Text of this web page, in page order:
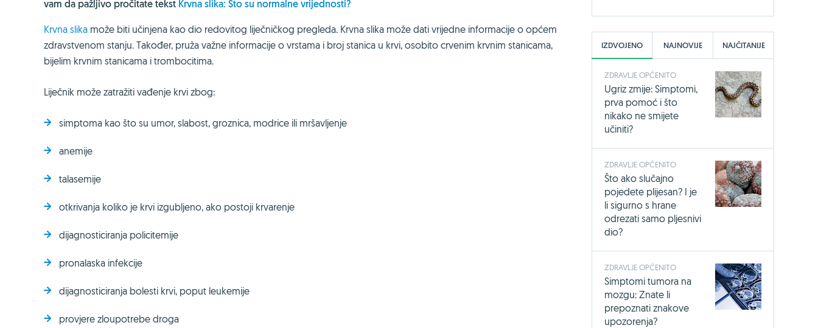
vam da pažljivo pročitate tekst Krvna slika: Što su normalne vrijednosti?
Krvna slika može biti učinjena kao dio redovitog liječničkog pregleda. Krvna slika može dati vrijedne informacije o općem
zdravstvenom stanju. Također, pruža važne informacije o vrstama i broj stanica u krvi, osobito crvenim krvnim stanicama,
bijelim krvnim stanicama i trombocitima.
Liječnik može zatražiti vađenje krvi zbog:
simptoma kao što su umor, slabost, groznica, modrice ili mršavljenje
anemije
talasemije
otkrivanja koliko je krvi izgubljeno, ako postoji krvarenje
dijagnosticiranja policitemije
pronalaska infekcije
dijagnosticiranja bolesti krvi, poput leukemije
provjere zloupotrebe droga
IZDVOJENO NAJNOVIJE NAJČITANIJE
ZDRAVLJE OPĆENITO
Ugriz zmije: Simptomi,
prva pomoć i što
nikako ne smijete
učiniti?
ZDRAVLJE OPĆENITO
Što ako slučajno
pojedete plijesan? I je
li sigurno s hrane
odrezati samo pljesnivi
dio?
ZDRAVLJE OPĆENITO
Simptomi tumora na
mozgu: Znate li
prepoznati znakove
upozorenja?